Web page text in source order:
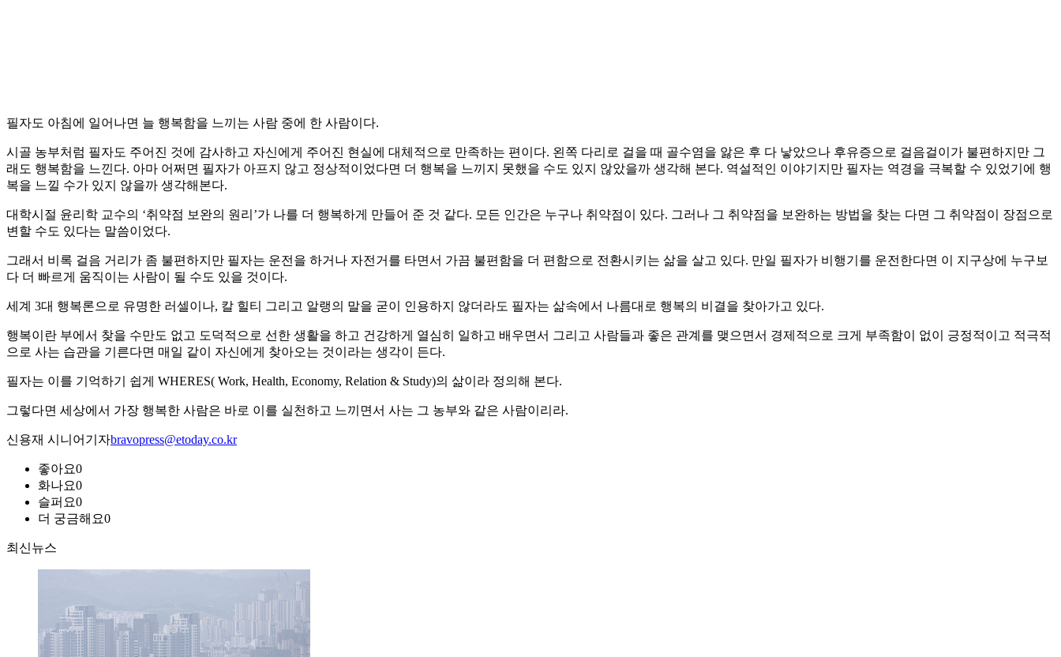
필자도 아침에 일어나면 늘 행복함을 느끼는 사람 중에 한 사람이다.
시골 농부처럼 필자도 주어진 것에 감사하고 자신에게 주어진 현실에 대체적으로 만족하는 편이다. 왼쪽 다리로 걸을 때 골수염을 앓은 후 다 낳았으나 후유증으로 걸음걸이가 불편하지만 그
래도 행복함을 느낀다. 아마 어쩌면 필자가 아프지 않고 정상적이었다면 더 행복을 느끼지 못했을 수도 있지 않았을까 생각해 본다. 역설적인 이야기지만 필자는 역경을 극복할 수 있었기에 행
복을 느낄 수가 있지 않을까 생각해본다.
대학시절 윤리학 교수의 ‘취약점 보완의 원리’가 나를 더 행복하게 만들어 준 것 같다. 모든 인간은 누구나 취약점이 있다. 그러나 그 취약점을 보완하는 방법을 찾는 다면 그 취약점이 장점으로
변할 수도 있다는 말씀이었다.
그래서 비록 걸음 거리가 좀 불편하지만 필자는 운전을 하거나 자전거를 타면서 가끔 불편함을 더 편함으로 전환시키는 삶을 살고 있다. 만일 필자가 비행기를 운전한다면 이 지구상에 누구보
다 더 빠르게 움직이는 사람이 될 수도 있을 것이다.
세계 3대 행복론으로 유명한 러셀이나, 칼 힐티 그리고 알랭의 말을 굳이 인용하지 않더라도 필자는 삶속에서 나름대로 행복의 비결을 찾아가고 있다.
행복이란 부에서 찾을 수만도 없고 도덕적으로 선한 생활을 하고 건강하게 열심히 일하고 배우면서 그리고 사람들과 좋은 관계를 맺으면서 경제적으로 크게 부족함이 없이 긍정적이고 적극적
으로 사는 습관을 기른다면 매일 같이 자신에게 찾아오는 것이라는 생각이 든다.
필자는 이를 기억하기 쉽게 WHERES( Work, Health, Economy, Relation & Study)의 삶이라 정의해 본다.
그렇다면 세상에서 가장 행복한 사람은 바로 이를 실천하고 느끼면서 사는 그 농부와 같은 사람이리라.
신용재 시니어기자bravopress@etoday.co.kr
좋아요0
화나요0
슬퍼요0
더 궁금해요0
최신뉴스